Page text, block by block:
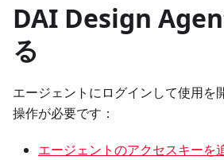
DAI Design
る
エージェントにログインして使用を
操作が必要です：
エージェントのアクセスキーを